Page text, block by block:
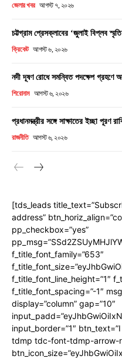
জেলার খবর আগস্ট ৭, ২০২৬
চট্টগ্রাম প্রেসক্লাবের ‘জুলাই বিপ্লব
ক্রিকেট আগস্ট ৬, ২০২৬
নদী দূষণ রোধে সমন্বিত পদক্ষেপ গ্রহণে
শিরোনাম আগস্ট ৬, ২০২৬
প্রধানমন্ত্রীর সঙ্গে সাক্ষাতের ইচ্ছা পূরণ
রাজনীতি আগস্ট ৬, ২০২৬
[tds_leads
address”
pp_checkbox=”yes”
f_title_font_family=”653″
f_title_font_line_height=”1″
f_title_font_spacing=”-1″
display=”column” gap=”10″
input_border=”1″
tdmp tdc-font-tdmp-arrow-